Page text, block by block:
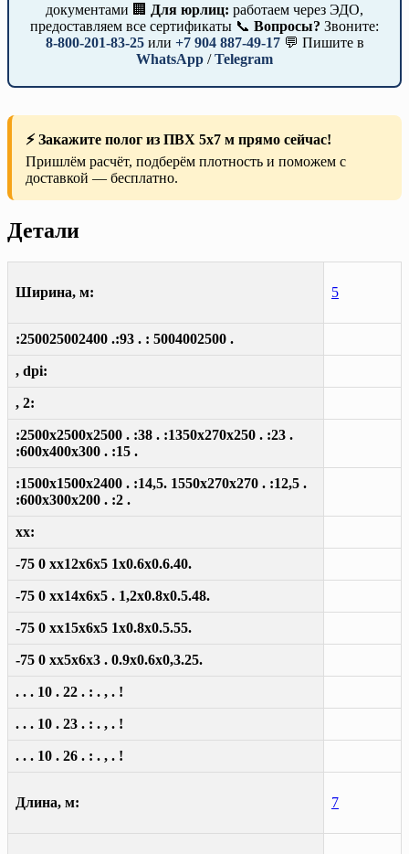
документами 🏢 Для юрлиц: работаем через ЭДО,
предоставляем все сертификаты 📞 Вопросы? Звоните:
8-800-201-83-25или +7 904 887-49-17💬 Пишите в
WhatsApp /Telegram
⚡ Закажите полог из ПВХ 5х7 м прямо сейчас!
Пришлём расчёт, подберём плотность и поможем с
доставкой — бесплатно.
Детали
Ширина, м: 5
:250025002400 .:93 . : 5004002500 .
, dpi:
, 2:
:2500x2500x2500 . :38 . :1350x270x250 . :23 .
:600x400x300 . :15 .
:1500x1500x2400 . :14,5. 1550x270x270 . :12,5 .
:600x300x200 . :2 .
xx:
-75 0 xx12x6x5 1x0.6x0.6.40.
-75 0 xx14x6x5 . 1,2x0.8x0.5.48.
-75 0 xx15x6x5 1x0.8x0.5.55.
-75 0 xx5x6x3 . 0.9x0.6x0,3.25.
. . . 10 . 22 . : . , . !
. . . 10 . 23 . : . , . !
. . . 10 . 26 . : . , . !
Длина, м: 7